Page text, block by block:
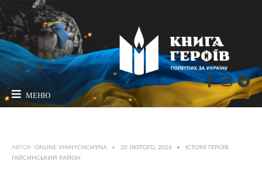
МЕНЮ
АВТОР: ONLINE VINNYCHCHYNA • 20 ЛЮТОГО, 2026 • ІСТОРІЇ ГЕРОЇВ,
ГАЙСИНСЬКИЙ РАЙОН